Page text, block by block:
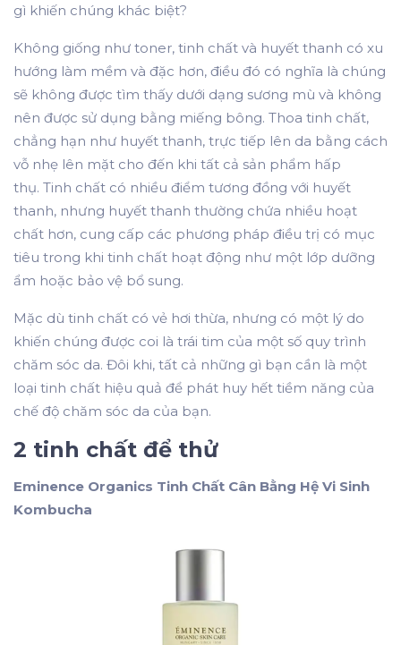
gì khiến chúng khác biệt?
Không giống như toner, tinh chất và huyết thanh có xu
hướng làm mềm và đặc hơn, điều đó có nghĩa là chúng
sẽ không được tìm thấy dưới dạng sương mù và không
nên được sử dụng bằng miếng bông. Thoa tinh chất,
chẳng hạn như huyết thanh, trực tiếp lên da bằng cách
vỗ nhẹ lên mặt cho đến khi tất cả sản phẩm hấp
thụ. Tinh chất có nhiều điểm tương đồng với huyết
thanh, nhưng huyết thanh thường chứa nhiều hoạt
chất hơn, cung cấp các phương pháp điều trị có mục
tiêu trong khi tinh chất hoạt động như một lớp dưỡng
ẩm hoặc bảo vệ bổ sung.
Mặc dù tinh chất có vẻ hơi thừa, nhưng có một lý do
khiến chúng được coi là trái tim của một số quy trình
chăm sóc da. Đôi khi, tất cả những gì bạn cần là một
loại tinh chất hiệu quả để phát huy hết tiềm năng của
chế độ chăm sóc da của bạn.
2 tinh chất để thử
Eminence Organics Tinh Chất Cân Bằng Hệ Vi Sinh
Kombucha